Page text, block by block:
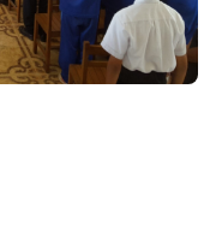
/ Aquí